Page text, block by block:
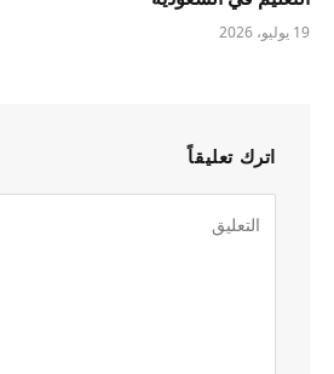
19 يوليو، 2026
اترك تعليقاً